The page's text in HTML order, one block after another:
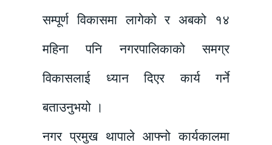
सम्पूर्ण विकासमा लागेको र अबको १४
महिना पनि नगरपालिकाको समग्र
विकासलाई ध्यान दिएर कार्य गर्ने
बताउनुभयो ।
नगर प्रमुख थापाले आफ्नो कार्यकालमा